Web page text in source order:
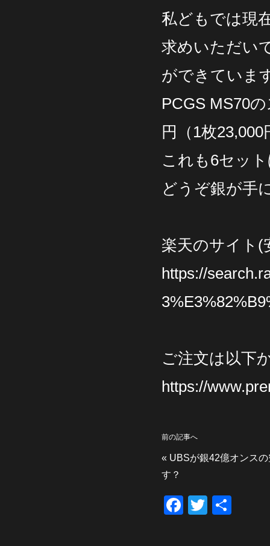
私どもでは現
求めいただい
ができていま
PCGS MS70
円（1枚
これも6セッ
どうぞ銀が手
楽天のサイト(
https://
ご注文は以下
https://
前の記事へ
« UBSが銀42億オンス
す？
F
T